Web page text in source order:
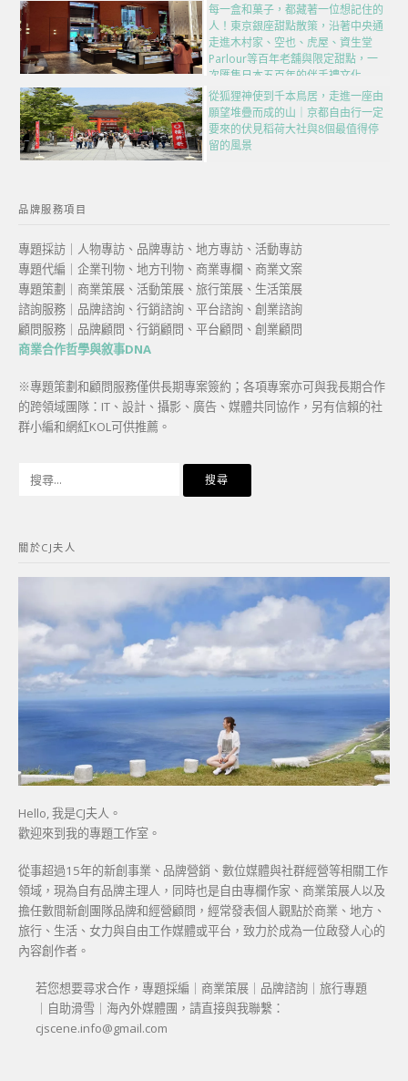
每一盒和菓子，都藏著一位想記住的
人！東京銀座甜點散策，沿著中央通
走進木村家、空也、虎屋、資生堂
Parlour等百年老舖與限定甜點，一
次匯集日本五百年的伴手禮文化
從狐狸神使到千本鳥居，走進一座由
願望堆疊而成的山｜京都自由行一定
要來的伏見稻荷大社與8個最值得停
留的風景
品牌服務項目
專題採訪｜人物專訪、品牌專訪、地方專訪、活動專訪
專題代編｜企業刊物、地方刊物、商業專欄、商業文案
專題策劃｜商業策展、活動策展、旅行策展、生活策展
諮詢服務｜品牌諮詢、行銷諮詢、平台諮詢、創業諮詢
顧問服務｜品牌顧問、行銷顧問、平台顧問、創業顧問
商業合作哲學與敘事DNA
※專題策劃和顧問服務僅供長期專案簽約；各項專案亦可與我長期合作
的跨領域團隊：IT、設計、攝影、廣告、媒體共同協作，另有信賴的社
群小編和網紅KOL可供推薦。
字:
關於CJ夫人
Hello, 我是CJ夫人。
歡迎來到我的專題工作室。
從事超過15年的新創事業、品牌營銷、數位媒體與社群經營等相關工作
領域，現為自有品牌主理人，同時也是自由專欄作家、商業策展人以及
擔任數間新創團隊品牌和經營顧問，經常發表個人觀點於商業、地方、
旅行、生活、女力與自由工作媒體或平台，致力於成為一位啟發人心的
內容創作者。
若您想要尋求合作，專題採編｜商業策展｜品牌諮詢｜旅行專題
｜自助滑雪｜海內外媒體團，請直接與我聯繫：
cjscene.info@gmail.com